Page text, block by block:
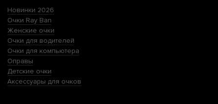
Новинки 2026
Очки Ray Ban
Женские очки
Очки для водителей
Очки для компьютера
Оправы
Детские очки
Аксессуары для очков